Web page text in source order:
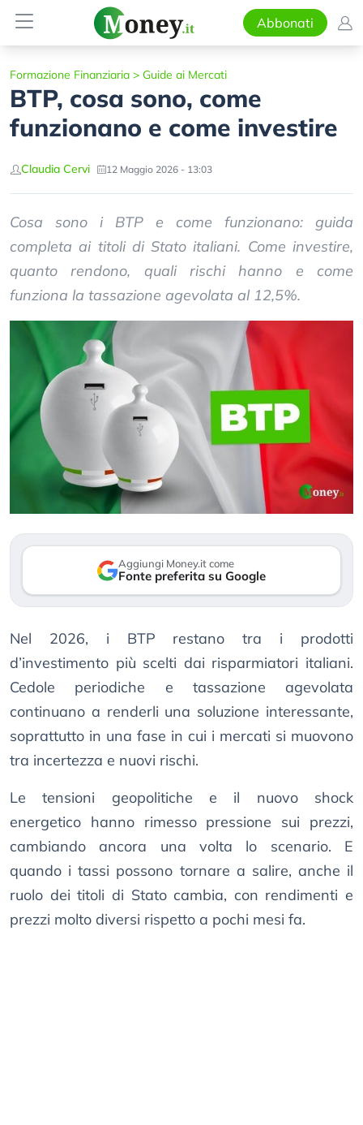
Abbonati
Formazione Finanziaria > Guide ai Mercati
BTP, cosa sono, come
funzionano e come investire
Claudia Cervi 12 Maggio 2026 - 13:03
Cosa sono i BTP e come funzionano: guida
completa ai titoli di Stato italiani. Come investire,
quanto rendono, quali rischi hanno e come
funziona la tassazione agevolata al 12,5%.
Aggiungi Money.it come
Fonte preferita su Google
Nel 2026, i BTP restano tra i prodotti
d’investimento più scelti dai risparmiatori italiani.
Cedole periodiche e tassazione agevolata
continuano a renderli una soluzione interessante,
soprattutto in una fase in cui i mercati si muovono
tra incertezza e nuovi rischi.
Le tensioni geopolitiche e il nuovo shock
energetico hanno rimesso pressione sui prezzi,
cambiando ancora una volta lo scenario. E
quando i tassi possono tornare a salire, anche il
ruolo dei titoli di Stato cambia, con rendimenti e
prezzi molto diversi rispetto a pochi mesi fa.